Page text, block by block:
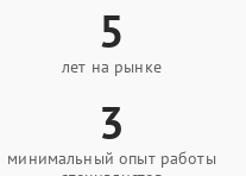
5
лет на рынке
3
минимальный опыт работы